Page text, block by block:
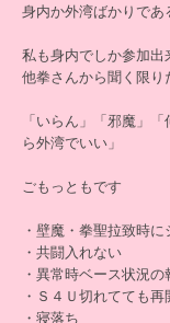
身内か外湾ばかりであ
私も身内でしか参加
他拳さんから聞く限り
「いらん」「邪魔」
ら外湾でいい」
ごもっともです
・壁魔・拳聖拉致時
・共闘入れない
・異常時ベース状況
・Ｓ４Ｕ切れてても
・寝落ち